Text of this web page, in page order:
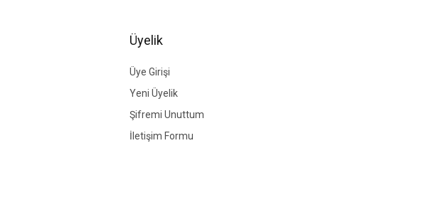
pahalı.
olmalı.
Üyelik
Üye Girişi
Yeni Üyelik
Şifremi Unuttum
İletişim Formu